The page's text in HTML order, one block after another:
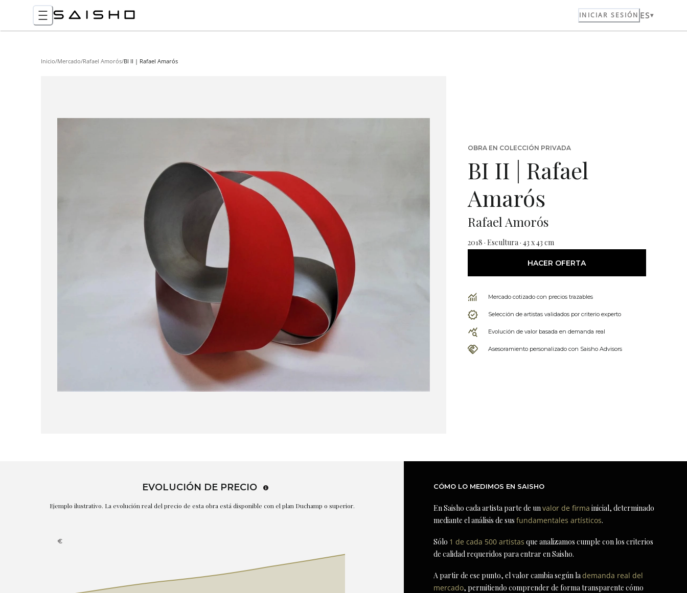
INICIAR SESIÓN ES
Inicio/Mercado/Rafael Amorós/BI II | Rafael Amarós
OBRA EN COLECCIÓN PRIVADA
BI II | Rafael
Amarós
Rafael Amorós
2018 · Escultura · 43 x 43 cm
HACER OFERTA
Mercado cotizado con precios trazables
Selección de artistas validados por criterio experto
Evolución de valor basada en demanda real
Asesoramiento personalizado con Saisho Advisors
EVOLUCIÓN DE PRECIO
Ejemplo ilustrativo. La evolución real del precio de esta obra está disponible con el plan Duchamp o superior.
CÓMO LO MEDIMOS EN SAISHO
En Saisho cada artista parte de unvalor de firma inicial, determinado
mediante el análisis de susfundamentales artísticos.
Sólo 1 de cada 500 artistas que analizamos cumple con los criterios
de calidad requeridos para entrar en Saisho.
A partir de ese punto, el valor cambia según lademanda real del
mercado, permitiendo comprender de forma transparente cómo